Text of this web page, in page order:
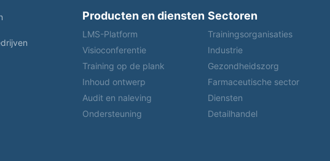
Producten en diensten
LMS-Platform
Visioconferentie
Training op de plank
Inhoud ontwerp
Audit en naleving
Ondersteuning
Sectoren
Trainingsorganisaties
Industrie
Gezondheidszorg
Farmaceutische sector
Diensten
Detailhandel